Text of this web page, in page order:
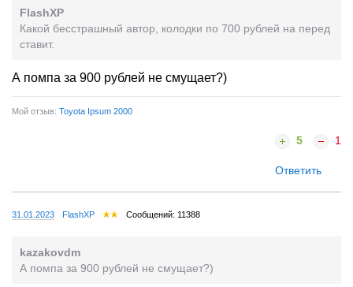
FlashXP
Какой бесстрашный автор, колодки по 700 рублей на перед
ставит.
А помпа за 900 рублей не смущает?)
Мой отзыв: Toyota Ipsum 2000
5 1
Ответить
31.01.2023 FlashXP Сообщений: 11388
kazakovdm
А помпа за 900 рублей не смущает?)